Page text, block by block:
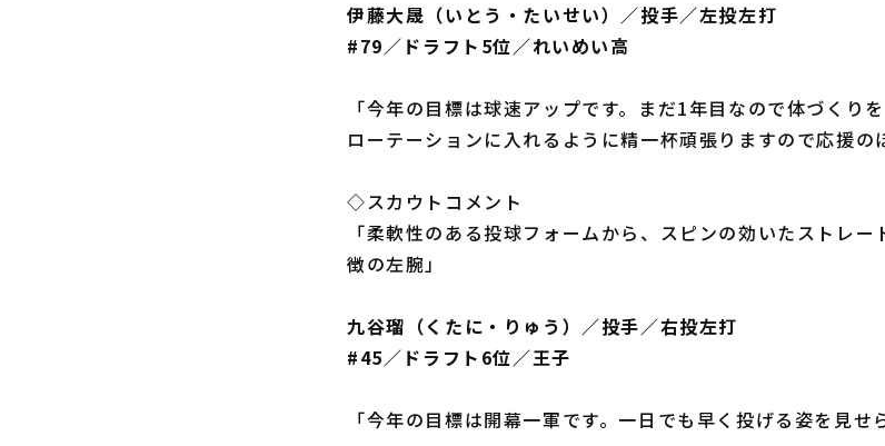
伊藤大晟（いとう・たいせい）／投手／左投左打
#79／ドラフト5位／れいめい高
「今年の目標は球速アップです。まだ1年目なので体づくり
ローテーションに入れるように精一杯頑張りますので応援の
◇スカウトコメント
「柔軟性のある投球フォームから、スピンの効いたストレ
徴の左腕」
九谷瑠（くたに・りゅう）／投手／右投左打
#45／ドラフト6位／王子
「今年の目標は開幕一軍です。一日でも早く投げる姿を見せ